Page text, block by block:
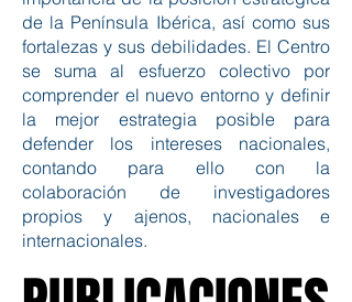
de la Península Ibérica, así como sus
fortalezas y sus debilidades.​ El Centro
se suma al esfuerzo colectivo por
comprender el nuevo entorno y definir
la mejor estrategia posible para
defender los intereses nacionales,
contando para ello con la
colaboración de investigadores
propios y ajenos, nacionales e
internacionales.